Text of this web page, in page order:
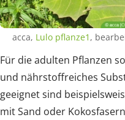
acca, Lulo pflanze1 ,
Für die adulten Pflanzen
und nährstoffreiches
geeignet sind
mit Sand oder